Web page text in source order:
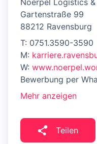
Noerpel Logistics
Gartenstraße 99
88212 Ravensburg
T: 0751.3590-3590
M:
W:
Bewerbung per
Mehr anzeigen
Teilen